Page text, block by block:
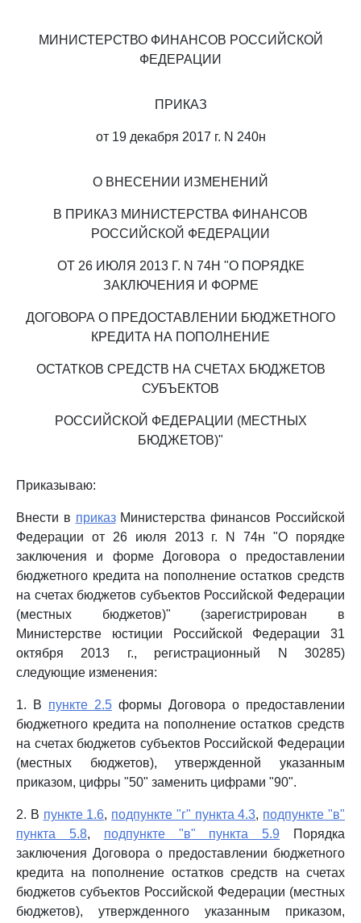
МИНИСТЕРСТВО ФИНАНСОВ РОССИЙСКОЙ
ФЕДЕРАЦИИ
ПРИКАЗ
от 19 декабря 2017 г. N 240н
О ВНЕСЕНИИ ИЗМЕНЕНИЙ
В ПРИКАЗ МИНИСТЕРСТВА ФИНАНСОВ
РОССИЙСКОЙ ФЕДЕРАЦИИ
ОТ 26 ИЮЛЯ 2013 Г. N 74Н "О ПОРЯДКЕ
ЗАКЛЮЧЕНИЯ И ФОРМЕ
ДОГОВОРА О ПРЕДОСТАВЛЕНИИ БЮДЖЕТНОГО
КРЕДИТА НА ПОПОЛНЕНИЕ
ОСТАТКОВ СРЕДСТВ НА СЧЕТАХ БЮДЖЕТОВ
СУБЪЕКТОВ
РОССИЙСКОЙ ФЕДЕРАЦИИ (МЕСТНЫХ
БЮДЖЕТОВ)"
Приказываю:
Внести в приказМинистерства финансов Российской
Федерации от 26 июля 2013 г. N 74н "О порядке
заключения и форме Договора о предоставлении
бюджетного кредита на пополнение остатков средств
на счетах бюджетов субъектов Российской Федерации
(местных бюджетов)" (зарегистрирован в
Министерстве юстиции Российской Федерации 31
октября 2013 г., регистрационный N 30285)
следующие изменения:
1. В пункте 2.5 формы Договора о предоставлении
бюджетного кредита на пополнение остатков средств
на счетах бюджетов субъектов Российской Федерации
(местных бюджетов), утвержденной указанным
приказом, цифры "50" заменить цифрами "90".
2. В пункте 1.6, подпункте "г" пункта 4.3, подпункте "в"
пункта 5.8, подпункте "в" пункта 5.9 Порядка
заключения Договора о предоставлении бюджетного
кредита на пополнение остатков средств на счетах
бюджетов субъектов Российской Федерации (местных
бюджетов), утвержденного указанным приказом,